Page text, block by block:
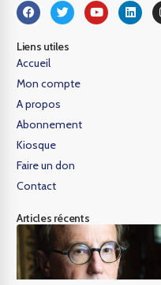
Liens utiles
Accueil
Mon compte
A propos
Abonnement
Kiosque
Faire un don
Contact
Articles récents